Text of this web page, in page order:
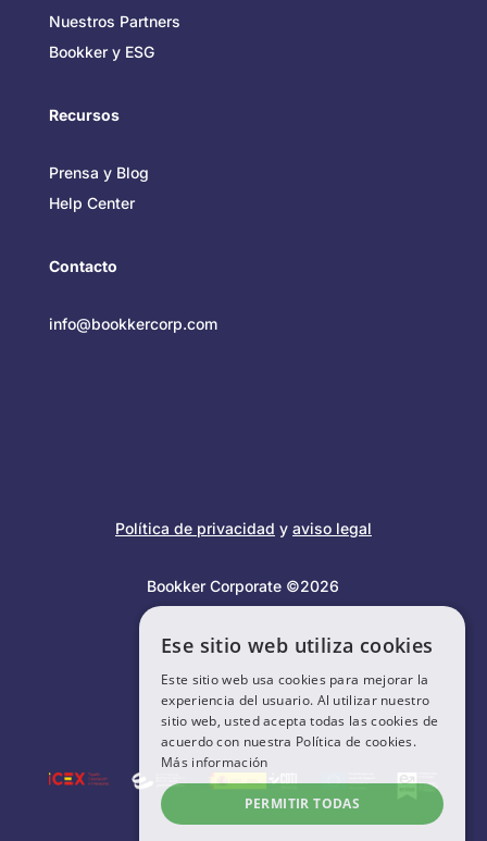
Nuestros Partners
Bookker y ESG
Recursos
Prensa y Blog
Help Center
Contacto
info@bookkercorp.com
Política de privacidad y aviso legal
Bookker Corporate ©2026
Ese sitio web utiliza cookies
Este sitio web usa cookies para mejorar la
experiencia del usuario. Al utilizar nuestro
sitio web, usted acepta todas las cookies de
acuerdo con nuestra Política de cookies.
Más información
PERMITIR TODAS